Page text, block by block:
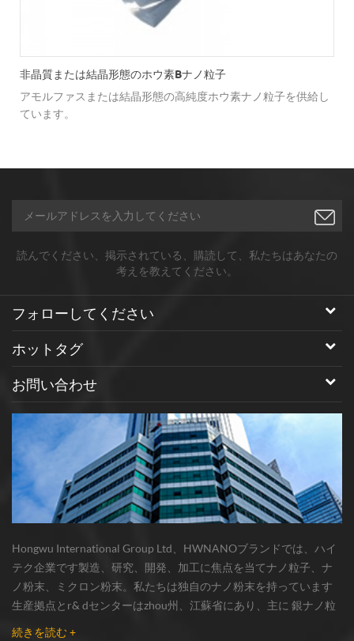
非晶質または結晶形態のホウ素bナノ粒子
アモルファスまたは結晶形態の高純度ホウ素ナノ粒子を供給し
ています。
読んでください、掲示されている、購読して、私たちはあなたの
考えを教えてください。
フォローしてください
ホットタグ
お問い合わせ
Hongwu International Group Ltd、HWNANOブランドでは、ハイ
テク企業です製造、研究、開発、加工に焦点を当てナノ粒子、ナ
ノ粉末、ミクロン粉末。私たちは独自のナノ粉末を持っています
生産拠点とr& dセンターはzhou州、江蘇省にあり、主に 銀ナノ粒
子 、 銅ナノ粒子 、 炭化ケイ素ウィスカー/粉末 、 カーボンナノチ
続きを読む +